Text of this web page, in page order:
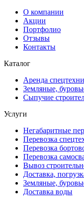
О компании
Акции
Портфолио
Отзывы
Контакты
Каталог
Аренда
Земляные,
Сыпучие
Услуги
Негабаритные
Перевозка
Перевозка
Перевозка
Вывоз
Доставка,
Земляные,
Доставка воды